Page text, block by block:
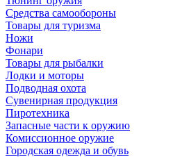
Средства самообороны
Товары для туризма
Ножи
Фонари
Товары для рыбалки
Лодки и моторы
Подводная охота
Сувенирная продукция
Пиротехника
Запасные части к оружию
Комиссионное оружие
Городская одежда и обувь